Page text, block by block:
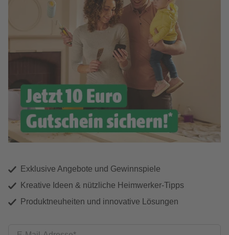
Exklusive Angebote und Gewinnspiele
Kreative Ideen & nützliche Heimwerker-Tipps
Produktneuheiten und innovative Lösungen